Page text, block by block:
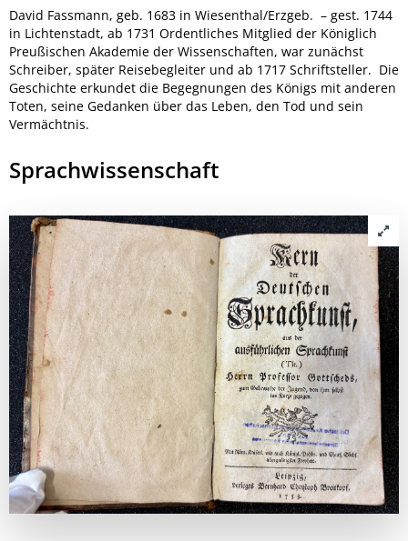
David Fassmann, geb. 1683 in Wiesenthal/Erzgeb. – gest. 1744
in Lichtenstadt, ab 1731 Ordentliches Mitglied der Königlich
Preußischen Akademie der Wissenschaften, war zunächst
Schreiber, später Reisebegleiter und ab 1717 Schriftsteller. Die
Geschichte erkundet die Begegnungen des Königs mit anderen
Toten, seine Gedanken über das Leben, den Tod und sein
Vermächtnis.
Sprachwissenschaft